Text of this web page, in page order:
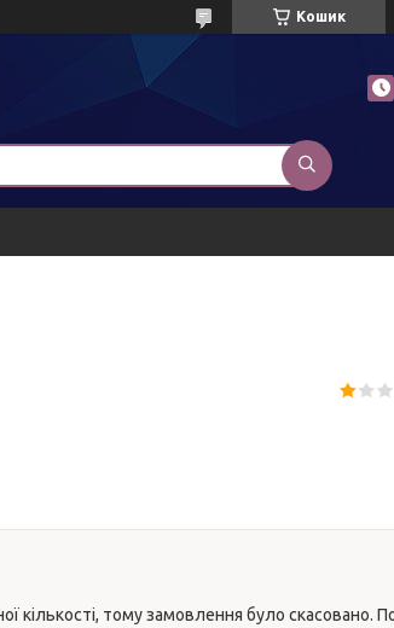
Кошик
кількості, тому замовлення було скасовано.